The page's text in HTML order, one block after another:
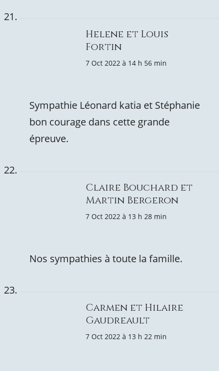
Helene et Louis
Fortin
7 Oct 2022 à 14 h 56 min
Sympathie Léonard katia et Stéphanie
bon courage dans cette grande
épreuve.
Claire Bouchard et
Martin Bergeron
7 Oct 2022 à 13 h 28 min
Nos sympathies à toute la famille.
Carmen et Hilaire
Gaudreault
7 Oct 2022 à 13 h 22 min